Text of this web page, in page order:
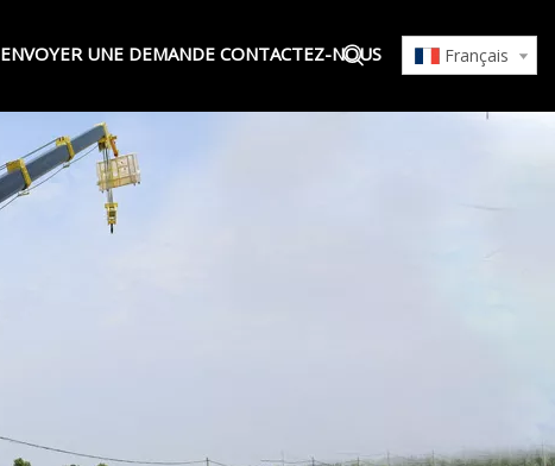
ENVOYER UNE DEMANDE CONTACTEZ-NOUS Français